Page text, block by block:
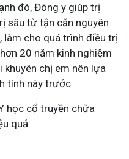
đó, Đông y giúp trị
sâu từ tận căn nguyên
cho quá trình điều trị
20 năm kinh nghiệm
chị em nên lựa
tính này trước.
học cổ truyền chữa
quả: